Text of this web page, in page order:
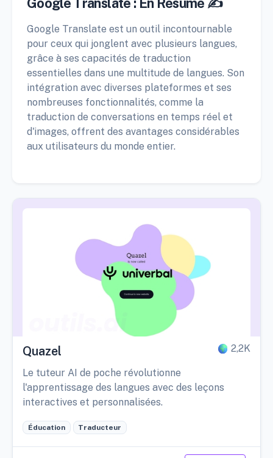
Google Translate est un outil incontournable
pour ceux qui jonglent avec plusieurs langues,
grâce à ses capacités de traduction
essentielles dans une multitude de langues. Son
intégration avec diverses plateformes et ses
nombreuses fonctionnalités, comme la
traduction de conversations en temps réel et
d'images, offrent des avantages considérables
aux utilisateurs du monde entier.
Quazel 2,2K
Le tuteur AI de poche révolutionne
l'apprentissage des langues avec des leçons
interactives et personnalisées.
Éducation Traducteur